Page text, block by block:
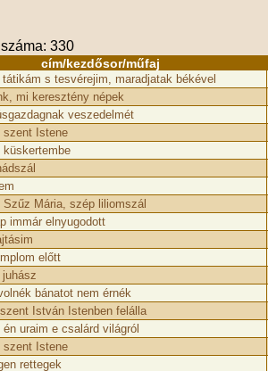
330
cím/kezdősor/műfaj
s tesvérejim, maradjatak békével
mi keresztény népek
veszedelmét
szent Istene
küskertembe
Szűz Mária, szép liliomszál
immár elnyugodott
előtt
bánatot nem érnék
István Istenben felálla
uraim e csalárd világról
szent Istene
rettegek